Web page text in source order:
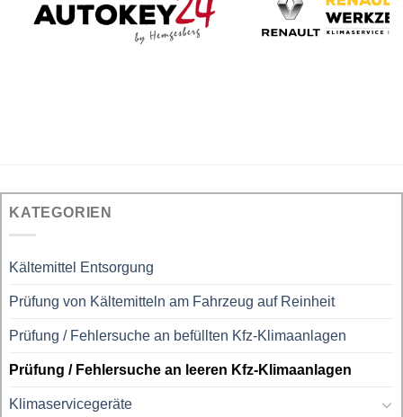
KATEGORIEN
Kältemittel Entsorgung
Prüfung von Kältemitteln am Fahrzeug auf Reinheit
Prüfung / Fehlersuche an befüllten Kfz-Klimaanlagen
Prüfung / Fehlersuche an leeren Kfz-Klimaanlagen
Klimaservicegeräte